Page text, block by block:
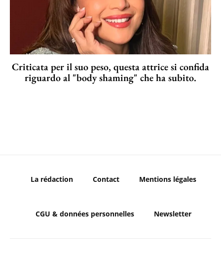
Criticata per il suo peso, questa attrice si confida
riguardo al "body shaming" che ha subito.
La rédaction Contact Mentions légales
CGU & données personnelles Newsletter